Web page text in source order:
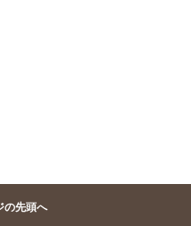
の先頭へ